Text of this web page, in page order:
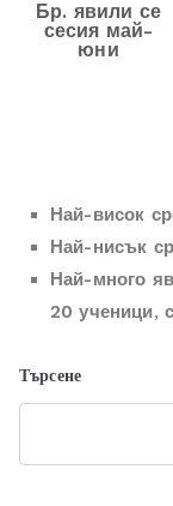
Бр. явили се
сесия май-
юни
Най-висок
Най-нисък
Най-много
20 ученици,
Търсене